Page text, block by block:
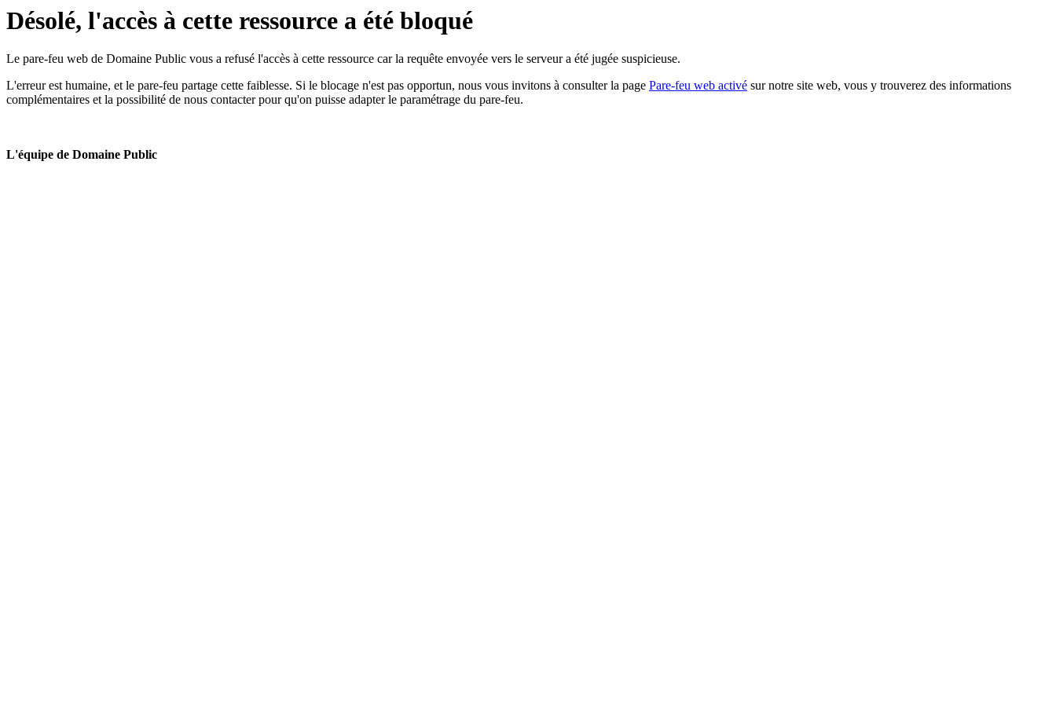
Désolé, l'accès à cette ressource a été bloqué
Le pare-feu web de Domaine Public vous a refusé l'accès à cette ressource car la requête envoyée vers le serveur a été jugée suspicieuse.
L'erreur est humaine, et le pare-feu partage cette faiblesse. Si le blocage n'est pas opportun, nous vous invitons à consulter la page Pare-feu web activé sur notre site web, vous y trouverez des informations
complémentaires et la possibilité de nous contacter pour qu'on puisse adapter le paramétrage du pare-feu.
L'équipe de Domaine Public